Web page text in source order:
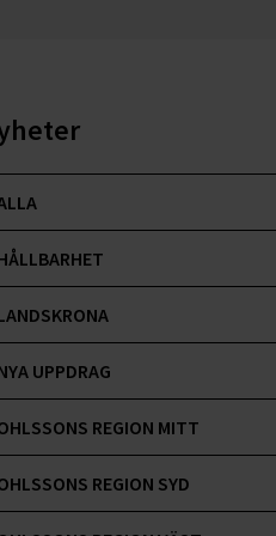
UPPDRAG
REGION MITT
REGION SYD